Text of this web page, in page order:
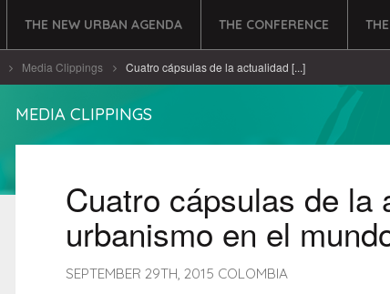
THE NEW URBAN AGENDA THE CONFERENCE
Media Clippings Cuatro cápsulas de la actualidad [...]
MEDIA CLIPPINGS
Cuatro cápsulas de la
urbanismo en el
SEPTEMBER 29TH, 2015 COLOMBIA